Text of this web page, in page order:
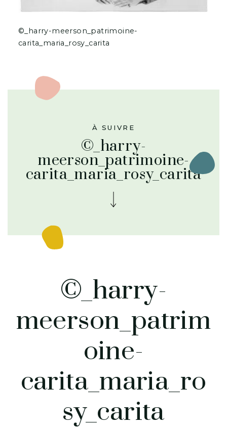
©_harry-meerson_patrimoine-
carita_maria_rosy_carita
À SUIVRE
©_harry-
meerson_patrimoine-
carita_maria_rosy_carita
©_harry-
meerson_patrim
oine-
carita_maria_ro
sy_carita